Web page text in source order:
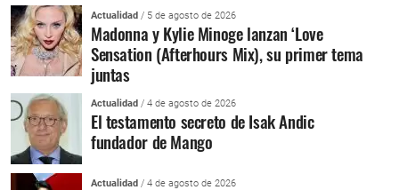
Actualidad / 5 de agosto de 2026
Madonna y Kylie Minoge lanzan ‘Love
Sensation (Afterhours Mix), su primer tema
juntas
Actualidad / 4 de agosto de 2026
El testamento secreto de Isak Andic
fundador de Mango
Actualidad / 4 de agosto de 2026